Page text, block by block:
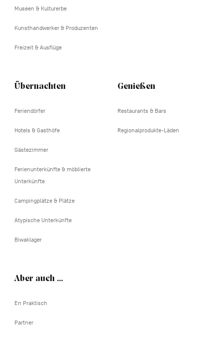
Museen & Kulturerbe
Kunsthandwerker & Produzenten
Freizeit & Ausflüge
Übernachten
Feriendörfer
Hotels & Gasthöfe
Gästezimmer
Ferienunterkünfte & möblierte
Unterkünfte
Campingplätze & Plätze
Atypische Unterkünfte
Biwaklager
Genießen
Restaurants & Bars
Regionalprodukte-Läden
Aber auch …
En Praktisch
Partner